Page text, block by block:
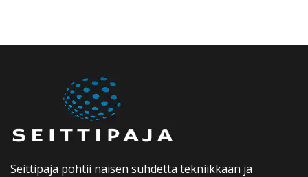
Seittipaja pohtii naisen suhdetta tekniikkaan ja